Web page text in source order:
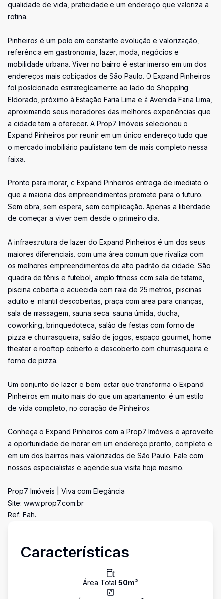
qualidade de vida, praticidade e um endereço que valoriza a
rotina.
Pinheiros é um polo em constante evolução e valorização,
referência em gastronomia, lazer, moda, negócios e
mobilidade urbana. Viver no bairro é estar imerso em um dos
endereços mais cobiçados de São Paulo. O Expand Pinheiros
foi posicionado estrategicamente ao lado do Shopping
Eldorado, próximo à Estação Faria Lima e à Avenida Faria Lima,
aproximando seus moradores das melhores experiências que
a cidade tem a oferecer. A Prop7 Imóveis selecionou o
Expand Pinheiros por reunir em um único endereço tudo que
o mercado imobiliário paulistano tem de mais completo nessa
faixa.
Pronto para morar, o Expand Pinheiros entrega de imediato o
que a maioria dos empreendimentos promete para o futuro.
Sem obra, sem espera, sem complicação. Apenas a liberdade
de começar a viver bem desde o primeiro dia.
A infraestrutura de lazer do Expand Pinheiros é um dos seus
maiores diferenciais, com uma área comum que rivaliza com
os melhores empreendimentos de alto padrão da cidade. São
quadra de tênis e futebol, amplo fitness com sala de tatame,
piscina coberta e aquecida com raia de 25 metros, piscinas
adulto e infantil descobertas, praça com área para crianças,
sala de massagem, sauna seca, sauna úmida, ducha,
coworking, brinquedoteca, salão de festas com forno de
pizza e churrasqueira, salão de jogos, espaço gourmet, home
theater e rooftop coberto e descoberto com churrasqueira e
forno de pizza.
Um conjunto de lazer e bem-estar que transforma o Expand
Pinheiros em muito mais do que um apartamento: é um estilo
de vida completo, no coração de Pinheiros.
Conheça o Expand Pinheiros com a Prop7 Imóveis e aproveite
a oportunidade de morar em um endereço pronto, completo e
em um dos bairros mais valorizados de São Paulo. Fale com
nossos especialistas e agende sua visita hoje mesmo.
Prop7 Imóveis | Viva com Elegância
Site: www.prop7.com.br
Ref: Fah.
Características
Área Total 50m²